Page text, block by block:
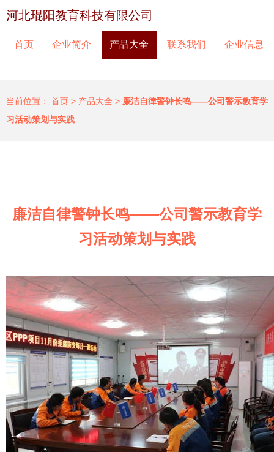
河北琨阳教育科技有限公司
首页 企业简介 产品大全 联系我们 企业信息
当前位置： 首页 > 产品大全 > 廉洁自律警钟长鸣——公司警示教育学
习活动策划与实践
廉洁自律警钟长鸣——公司警示教育学
习活动策划与实践